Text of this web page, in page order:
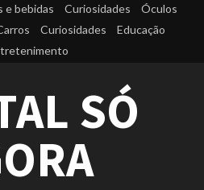
e bebidas Curiosidades
Óculos
Curiosidades
Educação
SÓ